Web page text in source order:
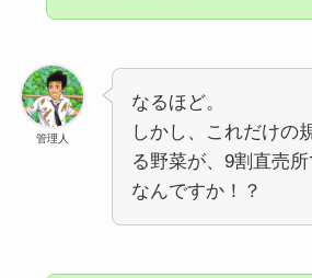
管理人
なるほど。
しかし、これだけの
る野菜が、9割直売
なんですか！？